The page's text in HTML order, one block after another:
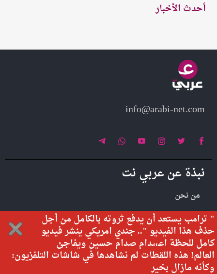
أحدث الأخبار
" ترامب يستعد أن يدفع ثروته بالكامل من أجل
حذف هذا الفيديو ".. جندي امريكي ينشر فيديو
كامل للحظة اعـ،،ـدام صدام حسين ويفاجئ
العالم! هذه اللقطات لم نشاهدها في شاشات التلفزيون:
وكأنه مازال بخير
info@arabi-net.com
نبذة عن عربي نت
من نحن
تواصل معنا
جميع الحقوق محفوظة لموقع عربي نت © 2026